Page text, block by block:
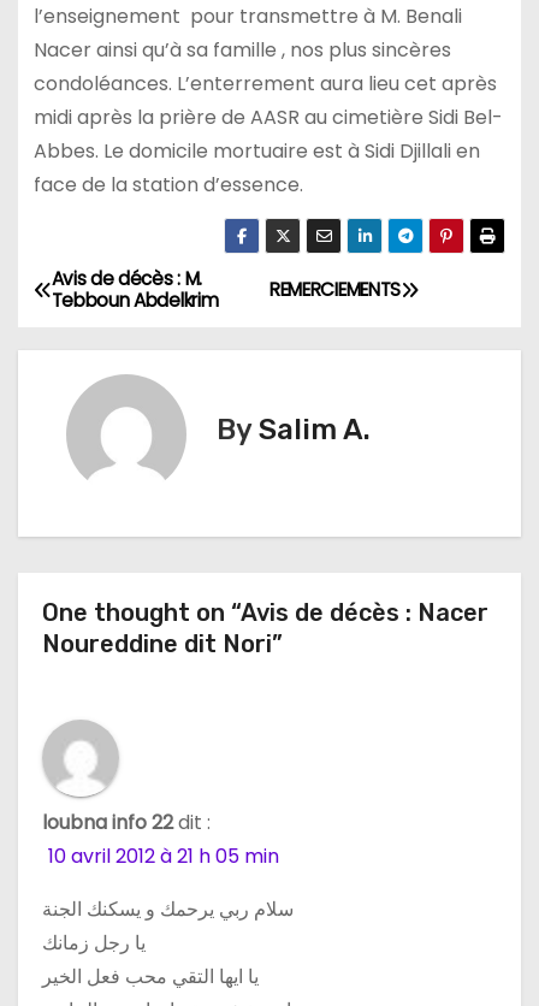
l’enseignement pour transmettre à M. Benali
Nacer ainsi qu’à sa famille , nos plus sincères
condoléances. L’enterrement aura lieu cet après
midi après la prière de AASR au cimetière Sidi Bel-
Abbes. Le domicile mortuaire est à Sidi Djillali en
face de la station d’essence.
N
a
a
t
n
d
e
REMERCIEMENTS
Avis de décès : M.
Tebboun Abdelkrim
BySalim A.
One thought on “Avis de décès : Nacer
Noureddine dit Nori”
loubna info 22dit :
10 avril 2012 à 21 h 05 min
سلام ربي يرحمك و يسكنك الجنة
يا رجل زمانك
يا ايها التقي محب فعل الخير